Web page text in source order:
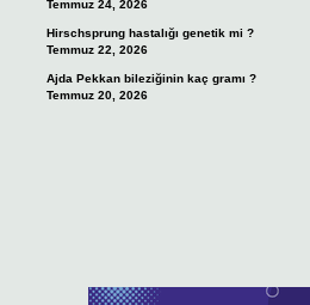
Temmuz 24, 2026
Hirschsprung hastalığı genetik mi ?
Temmuz 22, 2026
Ajda Pekkan bileziğinin kaç gramı ?
Temmuz 20, 2026